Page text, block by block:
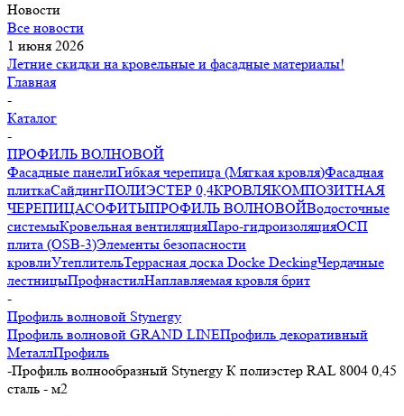
Новости
Все новости
1 июня 2026
Летние скидки на кровельные и фасадные материалы!
Главная
-
Каталог
-
ПРОФИЛЬ ВОЛНОВОЙ
Фасадные панелиГибкая черепица (Мягкая кровля)Фасадная
плиткаСайдингПОЛИЭСТЕР 0,4КРОВЛЯКОМПОЗИТНАЯ
ЧЕРЕПИЦАСОФИТЫПРОФИЛЬ ВОЛНОВОЙВодосточные
системыКровельная вентиляцияПаро-гидроизоляцияОСП
плита (OSB-3)Элементы безопасности
кровлиУтеплительТеррасная доска Docke DeckingЧердачные
лестницыПрофнастилНаплавляемая кровля брит
-
Профиль волновой Stynergy
Профиль волновой GRAND LINEПрофиль декоративный
МеталлПрофиль
-Профиль волнообразный Stynergy К полиэстер RAL 8004 0,45
сталь - м2